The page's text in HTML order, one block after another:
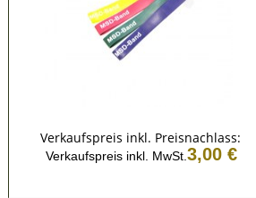
Verkaufspreis inkl. Preisnachlass:
Verkaufspreis inkl. MwSt. 3,00 €